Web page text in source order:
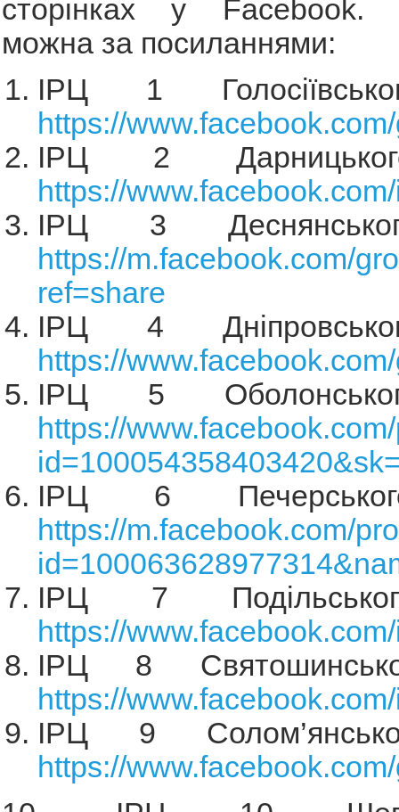
сторінках у Facebook.
можна за посиланнями:
ІРЦ 1
https://
ІРЦ 2
https://
ІРЦ 3
https://m.facebook.com/
ref=share
ІРЦ 4
https://
ІРЦ 5
https://
ІРЦ 6
https://m.facebook.com/
ІРЦ 7
https://
ІРЦ 8
https://
ІРЦ 9
https://